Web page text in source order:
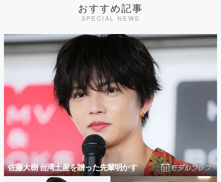
おすすめ記事
SPECIAL NEWS
佐藤大樹 台湾土産を贈った先輩明かす